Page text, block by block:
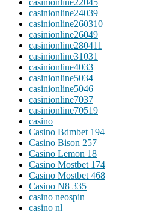
casinionline24039
casinionline260310
casinionline26049
casinionline280411
casinionline31031
casinionline4033
casinionline5034
casinionline5046
casinionline7037
casinionline70519
casino
Casino Bdmbet 194
Casino Bison 257
Casino Lemon 18
Casino Mostbet 174
Casino Mostbet 468
Casino N8 335
casino neospin
casino nl